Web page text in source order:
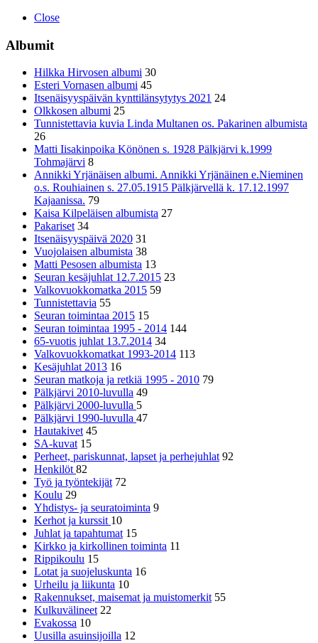
Close
Albumit
Hilkka Hirvosen albumi 30
Esteri Vornasen albumi 45
Itsenäisyyspäivän kynttilänsytytys 2021 24
Olkkosen albumi 25
Tunnistettavia kuvia Linda Multanen os. Pakarinen albumista
26
Matti Iisakinpoika Könönen s. 1928 Pälkjärvi k.1999
Tohmajärvi 8
Annikki Yrjänäisen albumi. Annikki Yrjänäinen e.Nieminen
o.s. Rouhiainen s. 27.05.1915 Pälkjärvellä k. 17.12.1997
Kajaanissa. 79
Kaisa Kilpeläisen albumista 27
Pakariset 34
Itsenäisyyspäivä 2020 31
Vuojolaisen albumista 38
Matti Pesosen albumista 13
Seuran kesäjuhlat 12.7.2015 23
Valkovuokkomatka 2015 59
Tunnistettavia 55
Seuran toimintaa 2015 15
Seuran toimintaa 1995 - 2014 144
65-vuotis juhlat 13.7.2014 34
Valkovuokkomatkat 1993-2014 113
Kesäjuhlat 2013 16
Seuran matkoja ja retkiä 1995 - 2010 79
Pälkjärvi 2010-luvulla 49
Pälkjärvi 2000-luvulla 5
Pälkjärvi 1990-luvulla 47
Hautakivet 45
SA-kuvat 15
Perheet, pariskunnat, lapset ja perhejuhlat 92
Henkilöt82
Työ ja työntekijät 72
Koulu 29
Yhdistys- ja seuratoiminta 9
Kerhot ja kurssit 10
Juhlat ja tapahtumat 15
Kirkko ja kirkollinen toiminta 11
Rippikoulu 15
Lotat ja suojeluskunta 16
Urheilu ja liikunta 10
Rakennukset, maisemat ja muistomerkit 55
Kulkuvälineet 22
Evakossa 10
Uusilla asuinsijoilla 12